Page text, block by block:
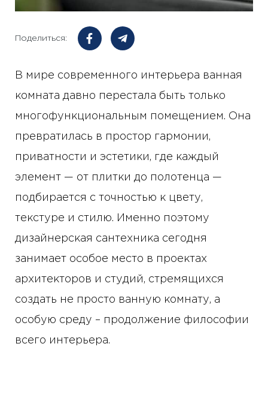
Поделиться:
В мире современного интерьера ванная
комната давно перестала быть только
многофункциональным помещением. Она
превратилась в простор гармонии,
приватности и эстетики, где каждый
элемент — от плитки до полотенца —
подбирается с точностью к цвету,
текстуре и стилю. Именно поэтому
дизайнерская сантехника сегодня
занимает особое место в проектах
архитекторов и студий, стремящихся
создать не просто ванную комнату, а
особую среду – продолжение философии
всего интерьера.